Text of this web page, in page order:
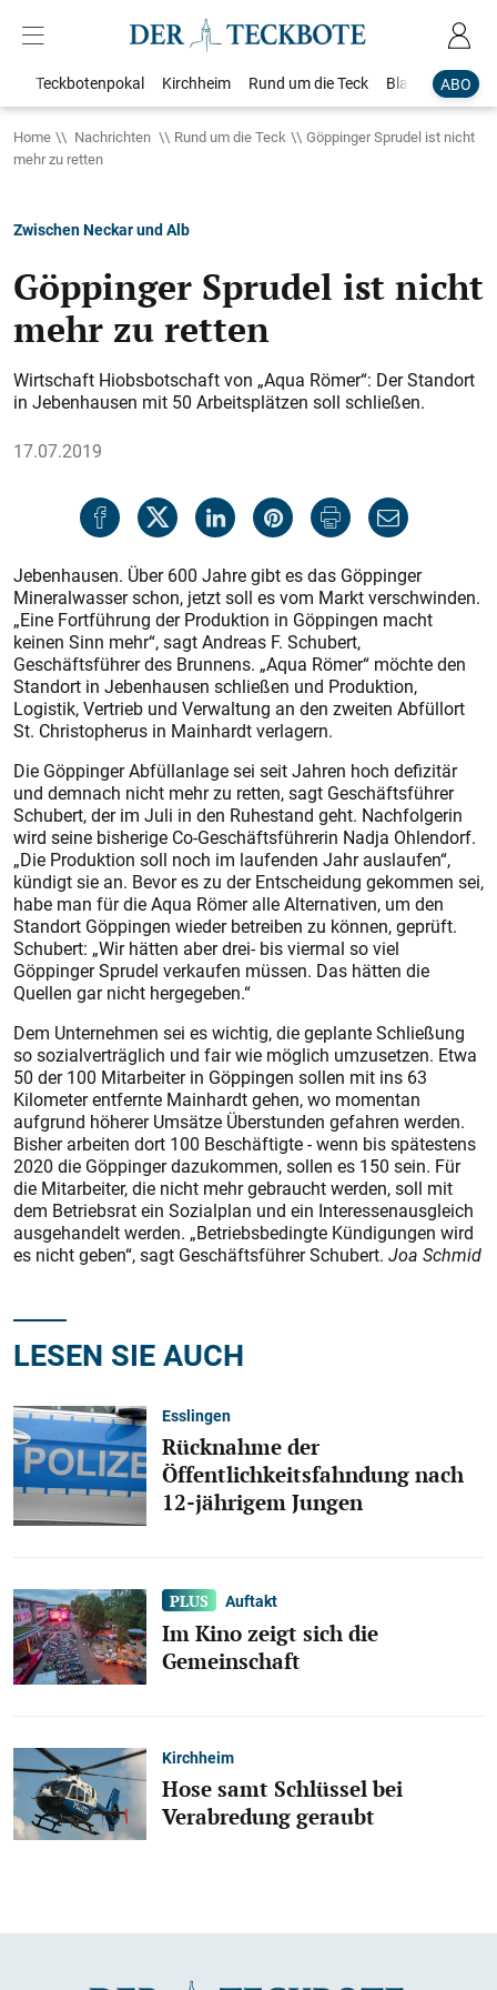
ABO
Teckbotenpokal Kirchheim Rund um die Teck Blaulicht
Home Nachrichten Rund um die Teck
Göppinger Sprudel ist nicht
mehr zu retten
Zwischen Neckar und Alb
Göppinger Sprudel ist nicht
mehr zu retten
Wirtschaft Hiobsbotschaft von „Aqua Römer“: Der Standort
in Jebenhausen mit 50 Arbeitsplätzen soll schließen.
17.07.2019
Jebenhausen. Über 600 Jahre gibt es das Göppinger
Mineralwasser schon, jetzt soll es vom Markt verschwinden.
„Eine Fortführung der Produktion in Göppingen macht
keinen Sinn mehr“, sagt Andreas F. Schubert,
Geschäftsführer des Brunnens. „Aqua Römer“ möchte den
Standort in Jebenhausen schließen und Produktion,
Logistik, Vertrieb und Verwaltung an den zweiten Abfüllort
St. Christopherus in Mainhardt verlagern.
Die Göppinger Abfüllanlage sei seit Jahren hoch defizitär
und demnach nicht mehr zu retten, sagt Geschäftsführer
Schubert, der im Juli in den Ruhestand geht. Nachfolgerin
wird seine bisherige Co-Geschäftsführerin Nadja Ohlendorf.
„Die Produktion soll noch im laufenden Jahr auslaufen“,
kündigt sie an. Bevor es zu der Entscheidung gekommen sei,
habe man für die Aqua Römer alle Alternativen, um den
Standort Göppingen wieder betreiben zu können, geprüft.
Schubert: „Wir hätten aber drei- bis viermal so viel
Göppinger Sprudel verkaufen müssen. Das hätten die
Quellen gar nicht hergegeben.“
Dem Unternehmen sei es wichtig, die geplante Schließung
so sozialverträglich und fair wie möglich umzusetzen. Etwa
50 der 100 Mitarbeiter in Göppingen sollen mit ins 63
Kilometer entfernte Mainhardt gehen, wo momentan
aufgrund höherer Umsätze Überstunden gefahren werden.
Bisher arbeiten dort 100 Beschäftigte - wenn bis spätestens
2020 die Göppinger dazukommen, sollen es 150 sein. Für
die Mitarbeiter, die nicht mehr gebraucht werden, soll mit
dem Betriebsrat ein Sozialplan und ein Interessenausgleich
ausgehandelt werden. „Betriebsbedingte Kündigungen wird
es nicht geben“, sagt Geschäftsführer Schubert. Joa Schmid
LESEN SIE AUCH
Esslingen
Rücknahme der
Öffentlichkeitsfahndung nach
12-jährigem Jungen
Auftakt
Im Kino zeigt sich die
Gemeinschaft
Kirchheim
Hose samt Schlüssel bei
Verabredung geraubt